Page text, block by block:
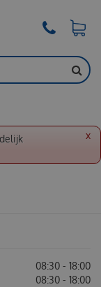
x
08:30 - 18:00
08:30 - 18:00